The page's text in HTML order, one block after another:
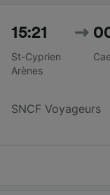
15:21
St-Cyprien
Arènes
SNCF Voyageurs